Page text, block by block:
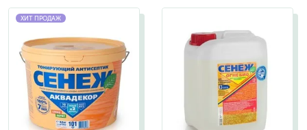
ХИТ ПРОДАЖ